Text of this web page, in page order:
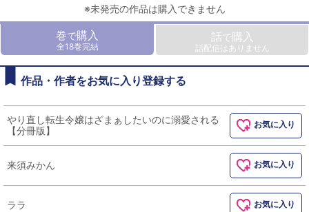
※未発売の作品は購入できません
巻で購入
全18巻完結
話で購入
話配信はありません
作品・作者をお気に入り登録する
やり直し転生令嬢はざまぁしたいのに溺愛される
【分冊版】
お気に入り
来須みかん お気に入り
ララ お気に入り